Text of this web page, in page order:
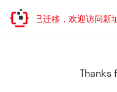
站地址已迁移，欢迎访问新
Thanks